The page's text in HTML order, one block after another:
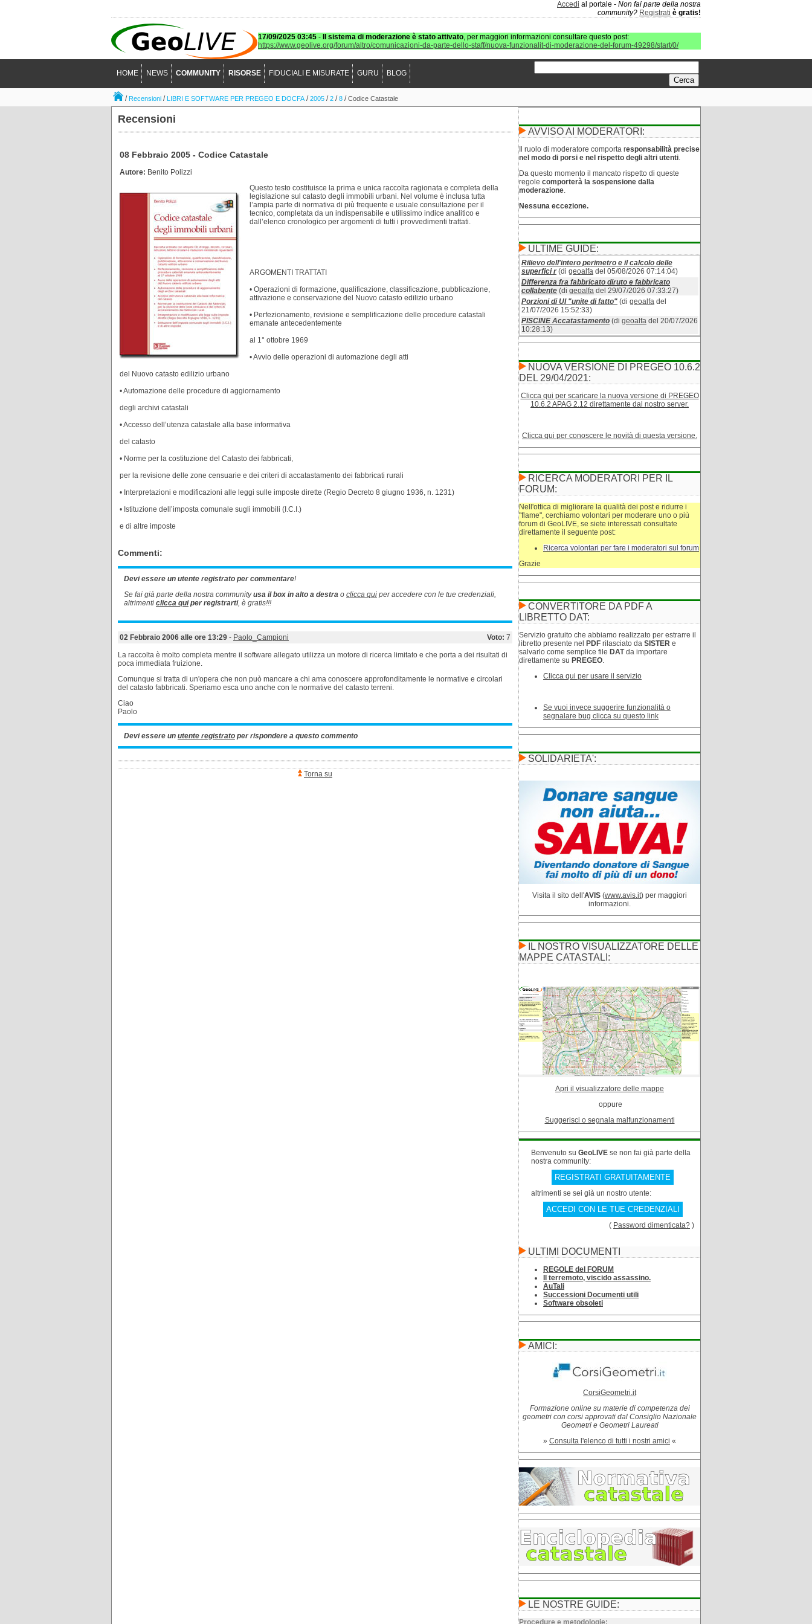
Accedi al portale - Non fai parte della nostra
community? Registrati è gratis!
17/09/2025 03:45 - Il sistema di moderazione è stato attivato, per maggiori informazioni consultare questo post:
https://www.geolive.org/forum/altro/comunicazioni-da-parte-dello-staff/nuova-funzionalit-di-moderazione-del-forum-49298/start/0/
HOME NEWS COMMUNITY RISORSE FIDUCIALI E MISURATE GURU BLOG
/Recensioni /LIBRI E SOFTWARE PER PREGEO E DOCFA/2005 /2 /8 /Codice Catastale
Recensioni
08 Febbraio 2005 - Codice Catastale
Autore: Benito Polizzi
Questo testo costituisce la prima e unica raccolta ragionata e completa della
legislazione sul catasto degli immobili urbani. Nel volume è inclusa tutta
l’ampia parte di normativa di più frequente e usuale consultazione per il
tecnico, completata da un indispensabile e utilissimo indice analitico e
dall’elenco cronologico per argomenti di tutti i provvedimenti trattati.
ARGOMENTI TRATTATI
• Operazioni di formazione, qualificazione, classificazione, pubblicazione,
attivazione e conservazione del Nuovo catasto edilizio urbano
• Perfezionamento, revisione e semplificazione delle procedure catastali
emanate antecedentemente
al 1° ottobre 1969
• Avvio delle operazioni di automazione degli atti
del Nuovo catasto edilizio urbano
• Automazione delle procedure di aggiornamento
degli archivi catastali
• Accesso dell’utenza catastale alla base informativa
del catasto
• Norme per la costituzione del Catasto dei fabbricati,
per la revisione delle zone censuarie e dei criteri di accatastamento dei fabbricati rurali
• Interpretazioni e modificazioni alle leggi sulle imposte dirette (Regio Decreto 8 giugno 1936, n. 1231)
• Istituzione dell’imposta comunale sugli immobili (I.C.I.)
e di altre imposte
Commenti:
Devi essere un utente registrato per commentare!
Se fai già parte della nostra communityusa il box in alto a destra o clicca qui per accedere con le tue credenziali,
altrimenti clicca quiper registrarti, è gratis!!!
02 Febbraio 2006 alle ore 13:29 - Paolo_Campioni Voto: 7
La raccolta è molto completa mentre il software allegato utilizza un motore di ricerca limitato e che porta a dei risultati di
poca immediata fruizione.
Comunque si tratta di un'opera che non può mancare a chi ama conoscere approfonditamente le normative e circolari
del catasto fabbricati. Speriamo esca uno anche con le normative del catasto terreni.
Ciao
Paolo
Devi essere un utente registrato per rispondere a questo commento
Torna su
AVVISO AI MODERATORI:
Il ruolo di moderatore comporta responsabilità precise
nel modo di porsi e nel rispetto degli altri utenti.
Da questo momento il mancato rispetto di queste
regole comporterà la sospensione dalla
moderazione.
Nessuna eccezione.
ULTIME GUIDE:
Rilievo dell'intero perimetro e il calcolo delle
superfici r (di geoalfa del 05/08/2026 07:14:04)
Differenza fra fabbricato diruto e fabbricato
collabente (di geoalfa del 29/07/2026 07:33:27)
Porzioni di UI "unite di fatto" (di geoalfa del
21/07/2026 15:52:33)
PISCINE Accatastamento (di geoalfa del 20/07/2026
10:28:13)
NUOVA VERSIONE DI PREGEO 10.6.2
DEL 29/04/2021:
Clicca qui per scaricare la nuova versione di PREGEO
10.6.2 APAG 2.12 direttamente dal nostro server.
Clicca qui per conoscere le novità di questa versione.
RICERCA MODERATORI PER IL
FORUM:
Nell'ottica di migliorare la qualità dei post e ridurre i
"flame", cerchiamo volontari per moderare uno o più
forum di GeoLIVE, se siete interessati consultate
direttamente il seguente post:
Ricerca volontari per fare i moderatori sul forum
Grazie
CONVERTITORE DA PDF A
LIBRETTO DAT:
Servizio gratuito che abbiamo realizzato per estrarre il
libretto presente nel
PDF rilasciato da SISTER e
salvarlo come semplice file DATda importare
direttamente su PREGEO.
Clicca qui per usare il servizio
Se vuoi invece suggerire funzionalità o
segnalare bug clicca su questo link
SOLIDARIETA':
Visita il sito dell'AVIS (www.avis.it) per maggiori
informazioni.
IL NOSTRO VISUALIZZATORE DELLE
MAPPE CATASTALI:
Apri il visualizzatore delle mappe
oppure
Suggerisci o segnala malfunzionamenti
Benvenuto su GeoLIVE se non fai già parte della
nostra community:
REGISTRATI GRATUITAMENTE
altrimenti se sei già un nostro utente:
ACCEDI CON LE TUE CREDENZIALI
( Password dimenticata? )
ULTIMI DOCUMENTI
REGOLE del FORUM
Il terremoto, viscido assassino.
AuTali
Successioni Documenti utili
Software obsoleti
AMICI:
CorsiGeometri.it
Formazione online su materie di competenza dei
geometri con corsi approvati dal Consiglio Nazionale
Geometri e Geometri Laureati
» Consulta l'elenco di tutti i nostri amici «
LE NOSTRE GUIDE:
Procedure e metodologie: